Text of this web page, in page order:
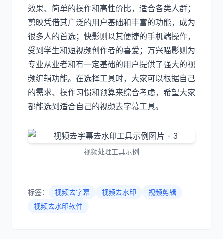
效果、简单的操作和高性价比，适合各类人群；
剪映凭借其广泛的用户基础和丰富的功能，成为
很多人的首选；快影则以其便捷的手机端操作，
受到学生和短视频创作者的喜爱；万兴喵影则为
专业从业者和有一定基础的用户提供了强大的视
频编辑功能。在选择工具时，大家可以根据自己
的需求、操作习惯和预算来综合考虑，希望大家
都能选到适合自己的视频去字幕工具。
视频处理工具示例
标签： 视频去字幕 视频去水印
视频剪辑
视频去水印软件